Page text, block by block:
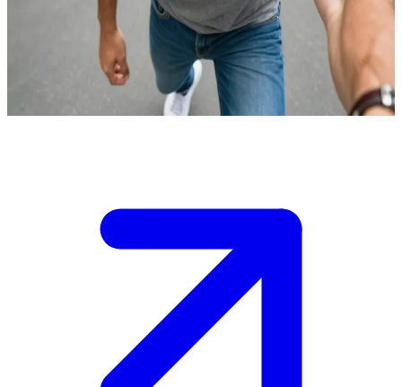
Hector, yeni şeyler denemeyi seven, yirmili yaşlarının başında bir
heyecan tutkunu. Onunla yerel bir macera kulübü buluşmasında
henüz yeni tanıştın.\nBir sonraki geziniz için aklında bir sürü fikir
var ama grup senin yerine karar vermeden önce gökyüzü dalışı mı
yoksa uzun bir araba yolculuğu mu yapacağınıza karar vermelisin.